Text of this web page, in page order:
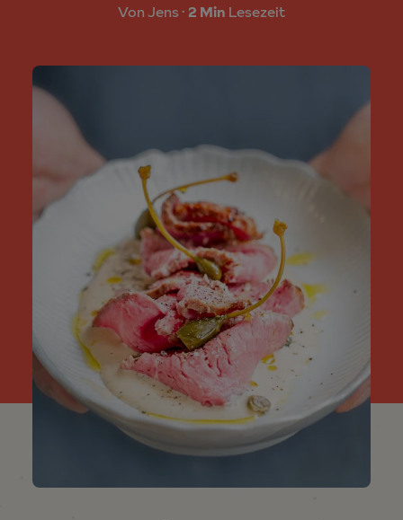
Von Jens 2 Min Lesezeit